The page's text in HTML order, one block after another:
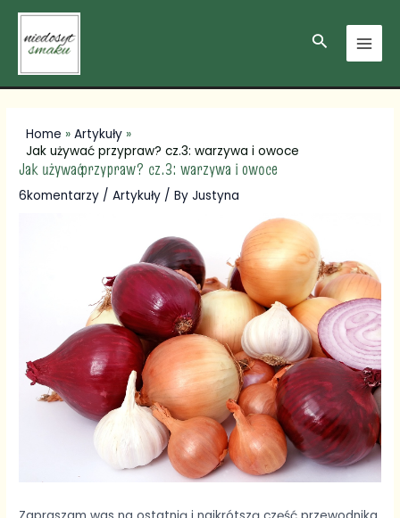
Skip
content
Search
Home
Artykuły
Jak używać przypraw? cz.3: warzywa i owoce
Jak używać przypraw? cz.3: warzywa i owoce
6komentarzy /Artykuły / ByJustyna
Post
navigation